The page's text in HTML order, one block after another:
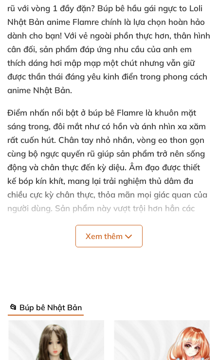
rũ với vòng 1 đầy đặn? Búp bê hầu gái ngực to Loli
Nhật Bản anime Flamre chính là lựa chọn hoàn hảo
dành cho bạn! Với vẻ ngoài phồn thực hơn, thân hình
cân đối, sản phẩm đáp ứng nhu cầu của anh em
thích dáng hơi mập mạp một chút nhưng vẫn giữ
được thần thái đáng yêu kinh điển trong phong cách
anime Nhật Bản.
Điểm nhấn nổi bật ở búp bê Flamre là khuôn mặt
sáng trong, đôi mắt như có hồn và ánh nhìn xa xăm
rất cuốn hút. Chân tay nhỏ nhắn, vòng eo thon gọn
cùng bộ ngực quyến rũ giúp sản phẩm trở nên sống
động và chân thực đến kỳ diệu. Âm đạo được thiết
kế bóp kín khít, mang lại trải nghiệm thủ dâm đa
chiều cực kỳ chân thực, thỏa mãn mọi giác quan của
người dùng. Sản phẩm này vượt trội hơn hẳn các
Xem thêm
📂 Búp bê Nhật Bản